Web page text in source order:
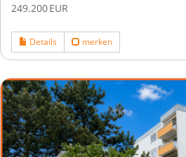
249.200 EUR
Details merken